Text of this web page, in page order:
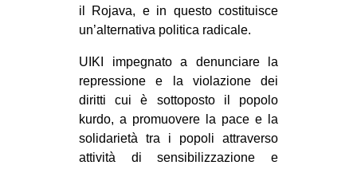
il Rojava, e in questo costituisce
un’alternativa politica radicale.
UIKI impegnato a denunciare la
repressione e la violazione dei
diritti cui è sottoposto il popolo
kurdo, a promuovere la pace e la
solidarietà tra i popoli attraverso
attività di sensibilizzazione e